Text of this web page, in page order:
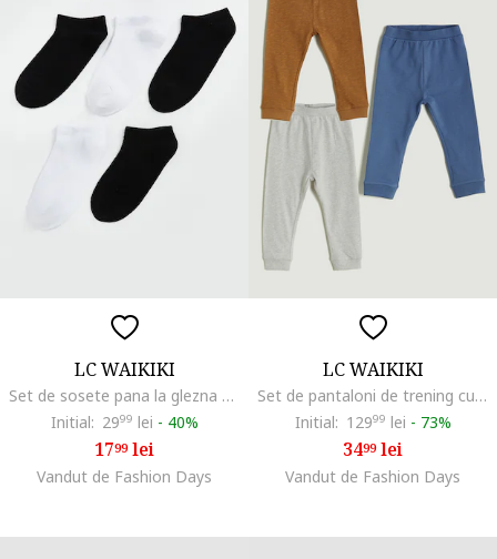
LC WAIKIKI
Set de sosete pana la glezna cu model uni - 5 perechi, Negru stins/Alb optic
Initial: 2999 lei - 40%
1799lei
Vandut de Fashion Days
LC WAIKIKI
Set de pantaloni de trening cu model uni - 3 perechi, Maro/Gri/Albastru
Initial: 12999 lei - 73%
3499lei
Vandut de Fashion Days